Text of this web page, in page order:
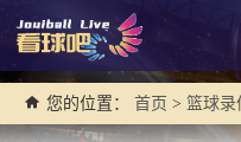
您的位置： 首页 > 篮球录